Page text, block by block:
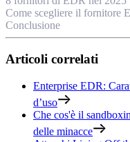
Come scegliere il fornitore
Conclusione
Articoli correlati
Enterprise EDR:
d’uso
Che cos'è il
delle minacce